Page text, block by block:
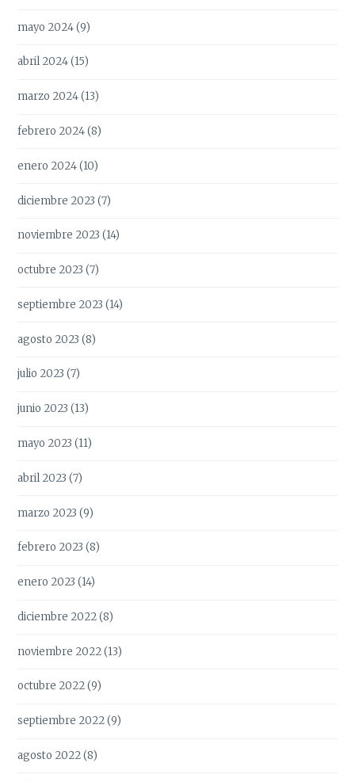
mayo 2024(9)
abril 2024(15)
marzo 2024(13)
febrero 2024(8)
enero 2024(10)
diciembre 2023 (7)
noviembre 2023 (14)
octubre 2023 (7)
septiembre 2023 (14)
agosto 2023 (8)
julio 2023 (7)
junio 2023 (13)
mayo 2023 (11)
abril 2023 (7)
marzo 2023 (9)
febrero 2023 (8)
enero 2023 (14)
diciembre 2022(8)
noviembre 2022(13)
octubre 2022(9)
septiembre 2022(9)
agosto 2022(8)